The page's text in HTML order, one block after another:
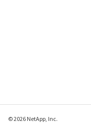
© 2026 NetApp, Inc.